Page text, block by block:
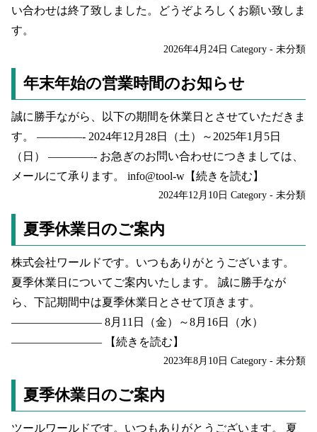
い合わせは終了致しました。どうぞよろしくお願い致しま
す。
2026年4月24日 Category - 未分類
年末年始の営業時間のお知らせ
誠に勝手ながら、以下の期間を休業日とさせていただきま
す。 ————- 2024年12月28日（土）～2025年1月5日
（日） ————- お急ぎのお問い合わせにつきましては、
メールにて承ります。 info@tool-w 【続きを読む】
2024年12月10日 Category - 未分類
夏季休業日のご案内
株式会社ワールドです。いつもありがとうございます。
夏季休業日についてご案内いたします。 誠に勝手なが
ら、下記期間中は夏季休業日とさせて頂きます。
———————— 8月11日（金）～8月16日（水）
————————
【続きを読む】
2023年8月10日 Category - 未分類
夏季休業日のご案内
ツールワールドです。いつもありがとうございます。 夏